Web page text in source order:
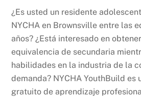
¿Es usted un residente
NYCHA en Brownsville entre las
años? ¿Está interesado en
equivalencia de secundaria
habilidades en la industria de la
demanda? NYCHA YouthBuild es
gratuito de aprendizaje